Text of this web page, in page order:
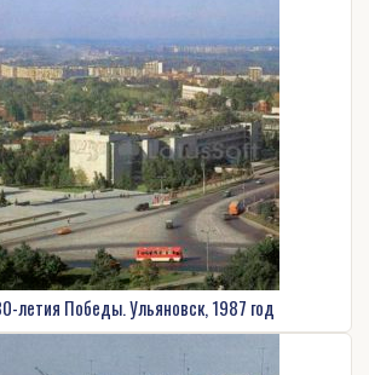
летия Победы. Ульяновск, 1987 год